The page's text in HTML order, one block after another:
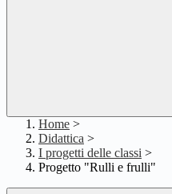
Home >
Didattica >
I progetti delle classi >
Progetto "Rulli e frulli"